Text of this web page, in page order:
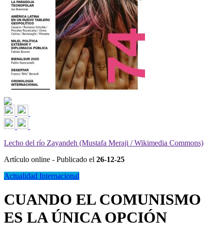
Lecho del río Zayandeh (Mustafa Meraji / Wikimedia Commons)
Artículo online - Publicado el 26-12-25
Actualidad Internacional
CUANDO EL COMUNISMO
ES LA ÚNICA OPCIÓN